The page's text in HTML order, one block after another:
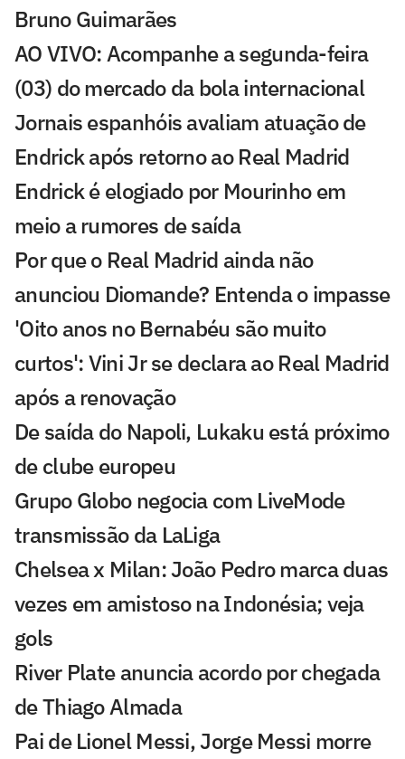
Bruno Guimarães
AO VIVO: Acompanhe a segunda-feira
(03) do mercado da bola internacional
Jornais espanhóis avaliam atuação de
Endrick após retorno ao Real Madrid
Endrick é elogiado por Mourinho em
meio a rumores de saída
Por que o Real Madrid ainda não
anunciou Diomande? Entenda o impasse
'Oito anos no Bernabéu são muito
curtos': Vini Jr se declara ao Real Madrid
após a renovação
De saída do Napoli, Lukaku está próximo
de clube europeu
Grupo Globo negocia com LiveMode
transmissão da LaLiga
Chelsea x Milan: João Pedro marca duas
vezes em amistoso na Indonésia; veja
gols
River Plate anuncia acordo por chegada
de Thiago Almada
Pai de Lionel Messi, Jorge Messi morre